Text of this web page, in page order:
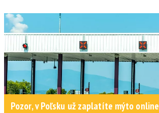
Pozor, v Poľsku už zaplatíte mýto online